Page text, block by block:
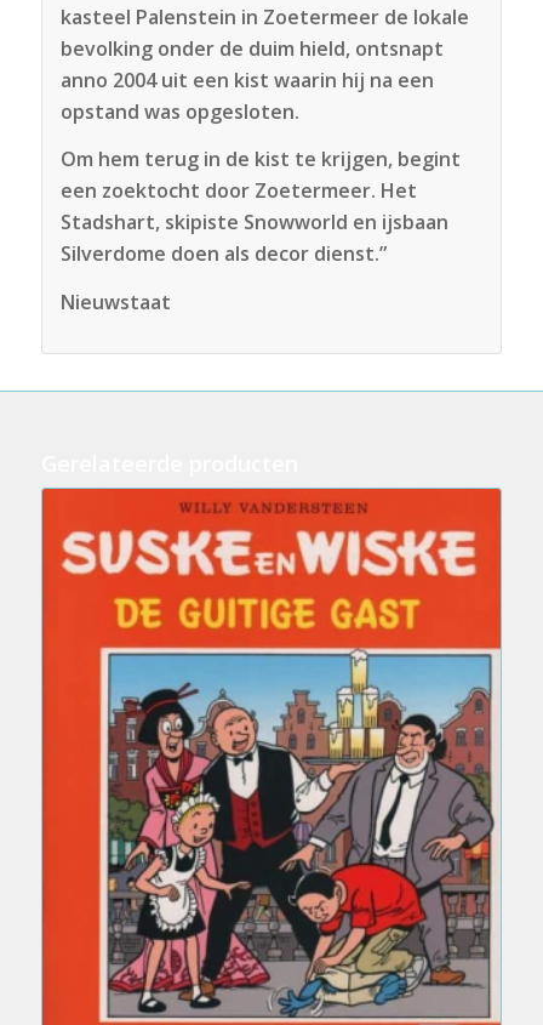
kasteel Palenstein in Zoetermeer de lokale
bevolking onder de duim hield, ontsnapt
anno 2004 uit een kist waarin hij na een
opstand was opgesloten.
Om hem terug in de kist te krijgen, begint
een zoektocht door Zoetermeer. Het
Stadshart, skipiste Snowworld en ijsbaan
Silverdome doen als decor dienst.”
Nieuwstaat